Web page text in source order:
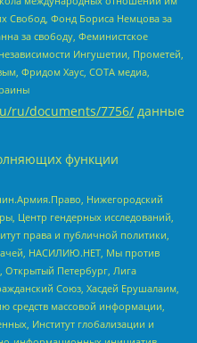
Свобод, Фонд Бориса Немцова за
за свободу, Феминистское
Ингушетии, Прометей,
Фридом Хаус, СОТА медиа,
ru/documents/7756/ данные
функции
Нижегородский
Центр гендерных исследований,
права и публичной политики,
НАСИЛИЮ.НЕТ, Мы против
Открытый Петербург, Лига
Союз, Хасдей Ерушалаим,
средств массовой информации,
Институт глобализации и